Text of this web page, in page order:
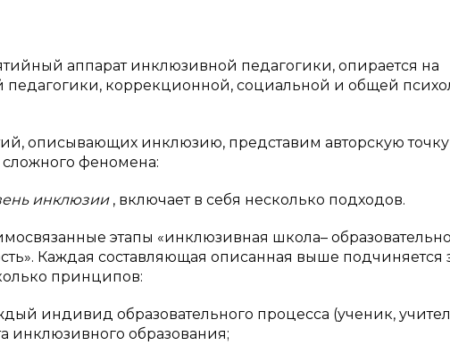
аппарат инклюзивной педагогики, опирается на
коррекционной, социальной и общей
описывающих инклюзию, представим авторскую точку
феномена:
инклюзии , включает в себя несколько подходов.
этапы «инклюзивная школа–
Каждая составляющая описанная выше подчиняется
принципов:
индивид образовательного процесса (ученик,
инклюзивного образования;